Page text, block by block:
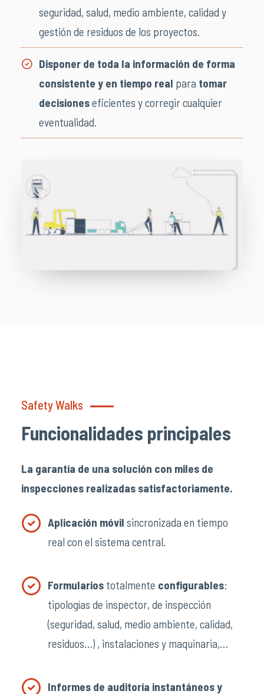
seguridad, salud, medio ambiente, calidad y
gestión de residuos de los proyectos.
Disponer de toda la información de forma
consistente y en tiempo real para tomar
decisioneseficientes y corregir cualquier
eventualidad.
Funcionalidades principales
Safety Walks
La garantía de una solución con miles de
inspecciones realizadas satisfactoriamente.
Aplicación móvil sincronizada en tiempo
real con el sistema central.
Formularios totalmente configurables:
tipologías de inspector, de inspección
(seguridad, salud, medio ambiente, calidad,
residuos…) , instalaciones y maquinaria,…
Informes de auditoría instantáneos y